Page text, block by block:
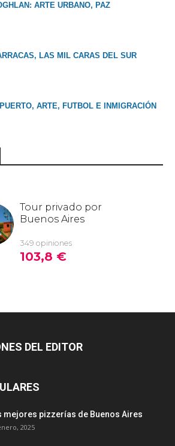
ARTE URBANO, PAZ
LAS MIL CARAS DEL SUR
ARTE, FUTBOL E INMIGRACIÓN
DEL EDITOR
mejores pizzerías de Buenos Aires
2025